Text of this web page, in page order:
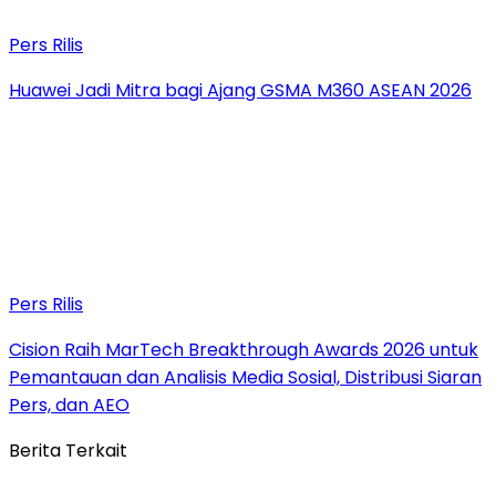
Pers Rilis
Huawei Jadi Mitra bagi Ajang GSMA M360 ASEAN 2026
Pers Rilis
Cision Raih MarTech Breakthrough Awards 2026 untuk
Pemantauan dan Analisis Media Sosial, Distribusi Siaran
Pers, dan AEO
Berita Terkait